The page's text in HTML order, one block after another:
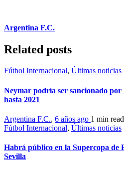
Argentina F.C.
Related posts
Fútbol Internacional, Últimas noticias
Neymar podría ser sancionado
hasta 2021
Argentina F.C., 6 años ago 1 min read
Fútbol Internacional, Últimas noticias
Habrá público en la Supercopa de
Sevilla